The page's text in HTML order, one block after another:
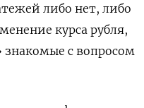
либо нет, либо
курса рубля,
с вопросом